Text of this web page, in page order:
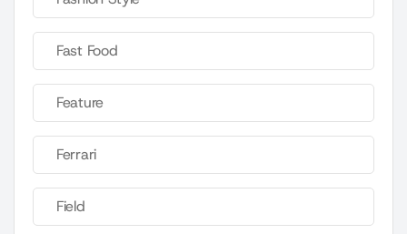
Fast Food
Feature
Ferrari
Field